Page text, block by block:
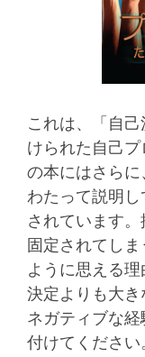
これは、「自
けられた自己
の本にはさら
わたって説明
されています
固定されてし
ように思える
決定よりも大
ネガティブな
付けてくださ